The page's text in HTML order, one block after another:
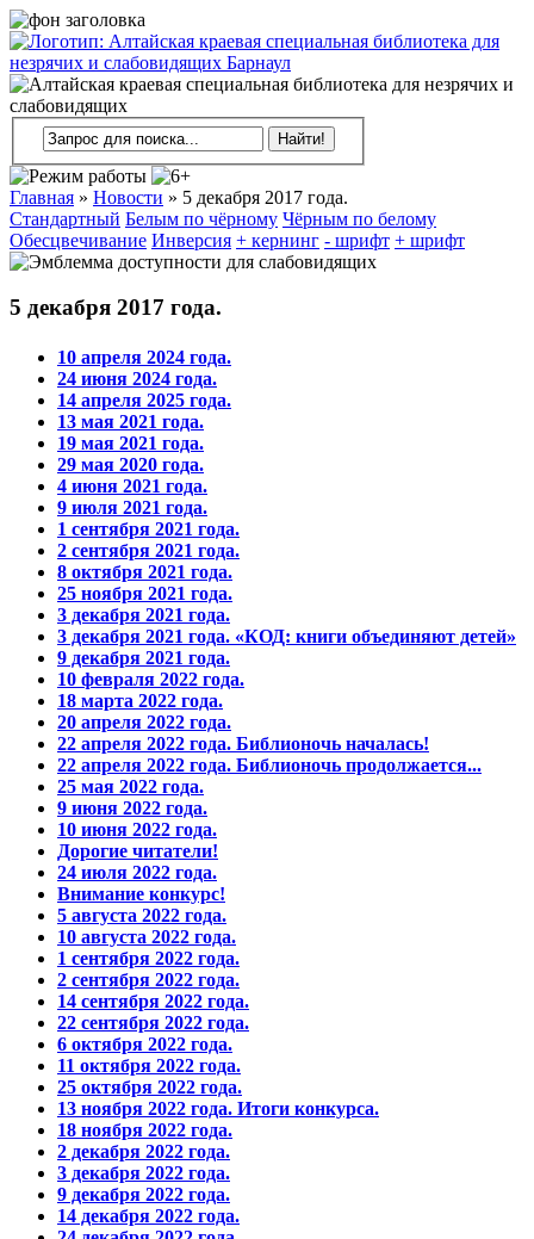
Главная » Новости » 5 декабря 2017 года.
Стандартный Белым по чёрному Чёрным по белому
Обесцвечивание Инверсия + кернинг - шрифт + шрифт
5 декабря 2017 года.
10 апреля 2024 года.
24 июня 2024 года.
14 апреля 2025 года.
13 мая 2021 года.
19 мая 2021 года.
29 мая 2020 года.
4 июня 2021 года.
9 июля 2021 года.
1 сентября 2021 года.
2 сентября 2021 года.
8 октября 2021 года.
25 ноября 2021 года.
3 декабря 2021 года.
3 декабря 2021 года. «КОД: книги объединяют детей»
9 декабря 2021 года.
10 февраля 2022 года.
18 марта 2022 года.
20 апреля 2022 года.
22 апреля 2022 года. Библионочь началась!
22 апреля 2022 года. Библионочь продолжается...
25 мая 2022 года.
9 июня 2022 года.
10 июня 2022 года.
Дорогие читатели!
24 июля 2022 года.
Внимание конкурс!
5 августа 2022 года.
10 августа 2022 года.
1 сентября 2022 года.
2 сентября 2022 года.
14 сентября 2022 года.
22 сентября 2022 года.
6 октября 2022 года.
11 октября 2022 года.
25 октября 2022 года.
13 ноября 2022 года. Итоги конкурса.
18 ноября 2022 года.
2 декабря 2022 года.
3 декабря 2022 года.
9 декабря 2022 года.
14 декабря 2022 года.